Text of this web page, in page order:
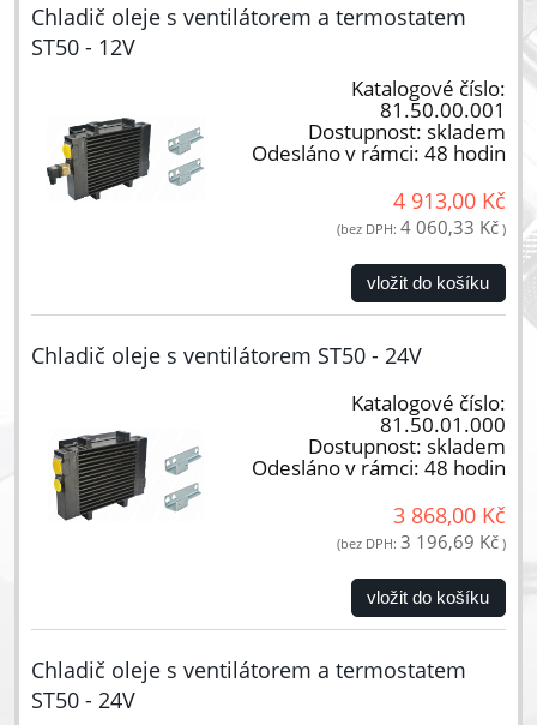
Chladič oleje s ventilátorem a termostatem
ST50 - 12V
Katalogové číslo:
81.50.00.001
Dostupnost: skladem
Odesláno v rámci: 48 hodin
4 913,00 Kč
(bez DPH: 4 060,33 Kč )
vložit do košíku
Chladič oleje s ventilátorem ST50 - 24V
Katalogové číslo:
81.50.01.000
Dostupnost: skladem
Odesláno v rámci: 48 hodin
3 868,00 Kč
(bez DPH: 3 196,69 Kč )
vložit do košíku
Chladič oleje s ventilátorem a termostatem
ST50 - 24V